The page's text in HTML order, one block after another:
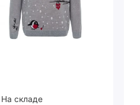
На складе